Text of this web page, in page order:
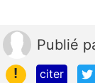
Publié
!
citer